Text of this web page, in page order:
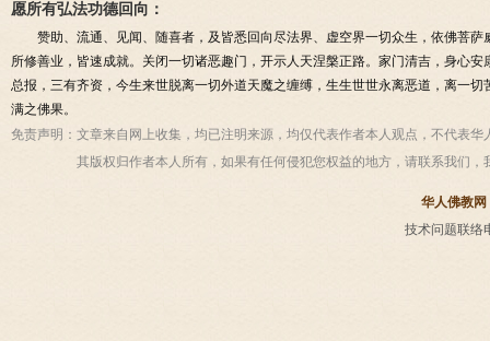
愿所有弘法功德回向：
赞助、流通、见闻、随喜者，及皆悉回向尽法界、虚空界一切众生，依佛菩
所修善业，皆速成就。关闭一切诸恶趣门，开示人天涅槃正路。家门清吉，身心
总报，三有齐资，今生来世脱离一切外道天魔之缠缚，生生世世永离恶道，离一
满之佛果。
免责声明： 文章来自网上收集，均已注明来源，均仅代表作者本人观点，不代表
其版权归作者本人所有，如果有任何侵犯您权益的地方，请联系我们，
华人佛教网
技术问题联络